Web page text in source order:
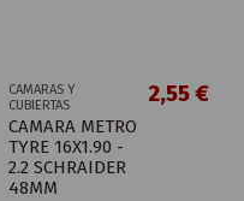
CAMARAS Y
CUBIERTAS
CAMARA METRO
TYRE 16X1.90 -
2.2 SCHRAIDER
48MM
2,55 €